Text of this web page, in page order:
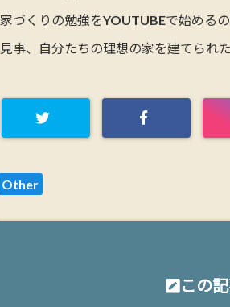
家づくりの勉強をYOUTUBEで始める
見事、自分たちの理想の家を建てられ
Other
この